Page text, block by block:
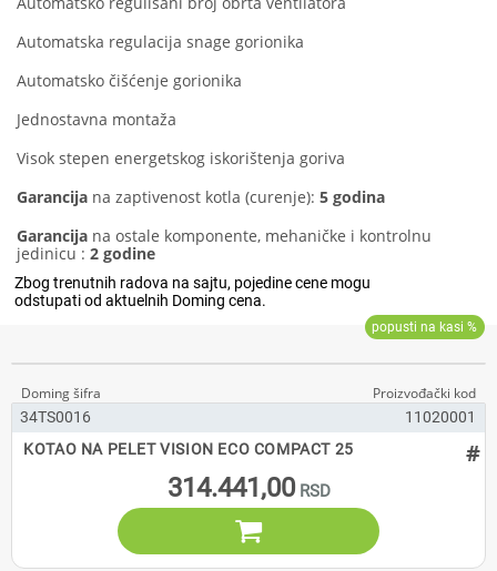
Automatska regulacija snage gorionika
Automatsko čišćenje gorionika
Jednostavna montaža
Visok stepen energetskog iskorištenja goriva
Garancija na zaptivenost kotla (curenje): 5 godina
Garancija na ostale komponente, mehaničke i kontrolnu
jedinicu : 2 godine
34TS0016
11020001
KOTAO NA PELET VISION ECO COMPACT 25
314.441,00
#
